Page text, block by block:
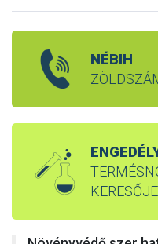
NÉBIH
KERESŐJE